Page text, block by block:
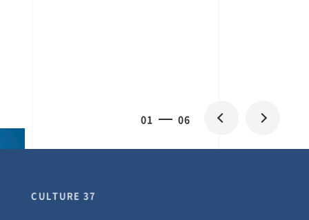
01 06
CULTURE 37